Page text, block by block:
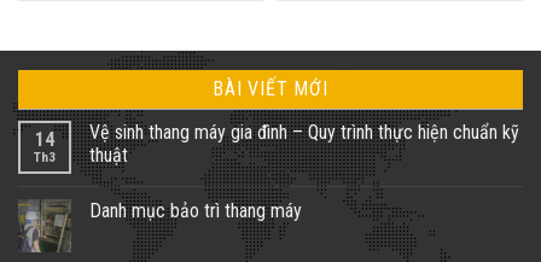
BÀI VIẾT MỚI
14
Th3
Vệ sinh thang máy gia đình – Quy trình thực hiện chuẩn kỹ
thuật
Không
bình
Danh mục bảo trì thang máy